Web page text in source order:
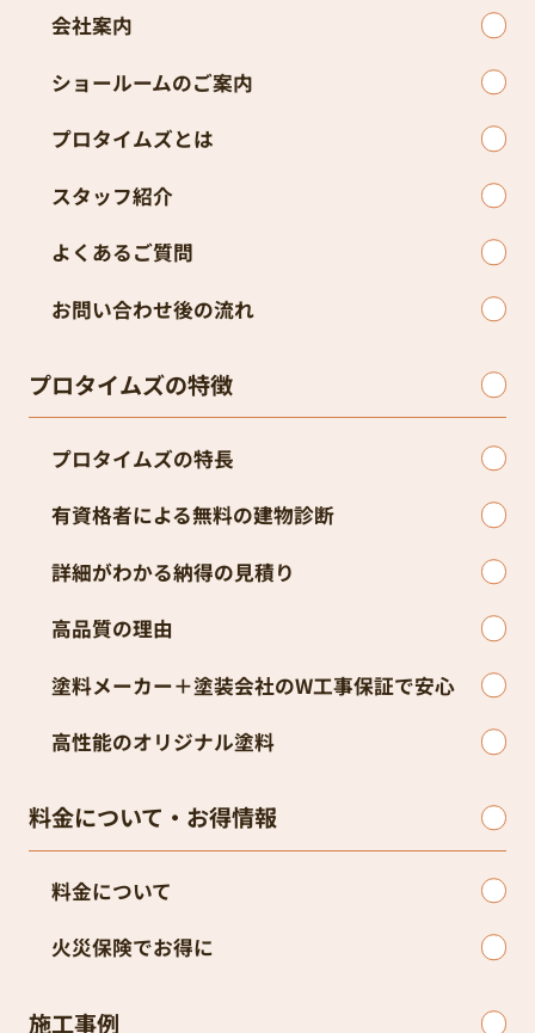
会社案内
ショールームのご案内
プロタイムズとは
スタッフ紹介
よくあるご質問
お問い合わせ後の流れ
プロタイムズの特徴
プロタイムズの特長
有資格者による無料の建物診断
詳細がわかる納得の見積り
高品質の理由
塗料メーカー＋塗装会社のW工事保証で安心
高性能のオリジナル塗料
料金について・お得情報
料金について
火災保険でお得に
施工事例